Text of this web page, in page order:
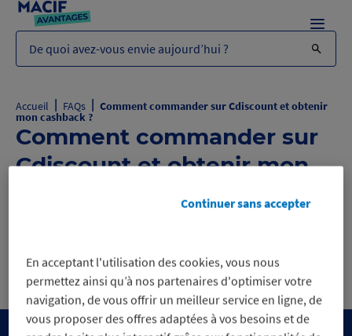
De quoi avez-vous envie aujourd’hui ?
Menu
Accueil | FAQs | Comment commander sur Cdiscount et obtenir
mon cashback ?
Comment commander sur
Cdiscount et obtenir mon
En acceptant l'utilisation des cookies, vous nous
permettez ainsi qu’à nos partenaires d'optimiser votre
navigation, de vous offrir un meilleur service en ligne, de
vous proposer des offres adaptées à vos besoins et de
Continuer sans accepter